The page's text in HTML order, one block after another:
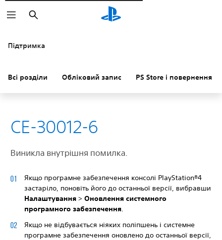
Пошук
Підтримка
Всі розділи Обліковий запис PS Store і повернення
CE-30012-6
Виникла внутрішня помилка.
Якщо програмне забезпечення консолі PlayStation®4
застаріло, поновіть його до останньої версії, вибравши
Налаштування > Оновлення системного
програмного забезпечення.
Якщо не відбувається ніяких поліпшень і системне
програмне забезпечення оновлено до останньої версії,